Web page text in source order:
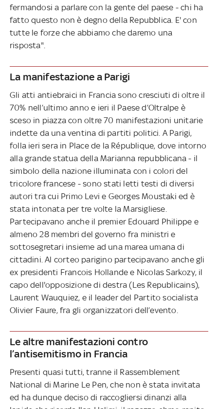
fermandosi a parlare con la gente del paese - chi ha
fatto questo non è degno della Repubblica. E' con
tutte le forze che abbiamo che daremo una
risposta".
La manifestazione a Parigi
Gli atti antiebraici in Francia sono cresciuti di oltre il
70% nell’ultimo anno e ieri il Paese d’Oltralpe è
sceso in piazza con oltre 70 manifestazioni unitarie
indette da una ventina di partiti politici. A Parigi,
folla ieri sera in Place de la République, dove intorno
alla grande statua della Marianna repubblicana - il
simbolo della nazione illuminata con i colori del
tricolore francese - sono stati letti testi di diversi
autori tra cui Primo Levi e Georges Moustaki ed è
stata intonata per tre volte la Marsigliese.
Partecipavano anche il premier Edouard Philippe e
almeno 28 membri del governo fra ministri e
sottosegretari insieme ad una marea umana di
cittadini. Al corteo parigino partecipavano anche gli
ex presidenti Francois Hollande e Nicolas Sarkozy, il
capo dell'opposizione di destra (Les Republicains),
Laurent Wauquiez, e il leader del Partito socialista
Olivier Faure, fra gli organizzatori dell’evento.
Le altre manifestazioni contro
l’antisemitismo in Francia
Presenti quasi tutti, tranne il Rassemblement
National di Marine Le Pen, che non è stata invitata
ed ha dunque deciso di raccogliersi dinanzi alla